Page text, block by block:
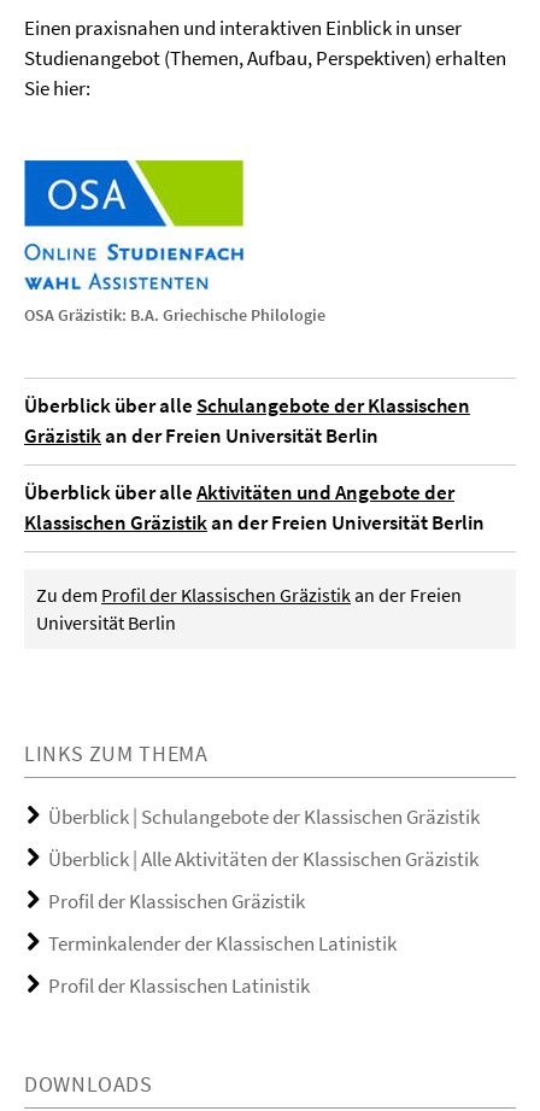
Einen praxisnahen und interaktiven Einblick in unser
Studienangebot (Themen, Aufbau, Perspektiven) erhalten
Sie hier:
OSA Gräzistik: B.A. Griechische Philologie
Überblick über alle Schulangebote der Klassischen
Gräzistikan der Freien Universität Berlin
Überblick über alleAktivitäten und Angebote der
Klassischen Gräzistikan der Freien Universität Berlin
Zu dem Profil der Klassischen Gräzistikan der Freien
Universität Berlin
LINKS ZUM THEMA
Überblick | Schulangebote der Klassischen Gräzistik
Überblick | Alle Aktivitäten der Klassischen Gräzistik
Profil der Klassischen Gräzistik
Terminkalender der Klassischen Latinistik
Profil der Klassischen Latinistik
DOWNLOADS